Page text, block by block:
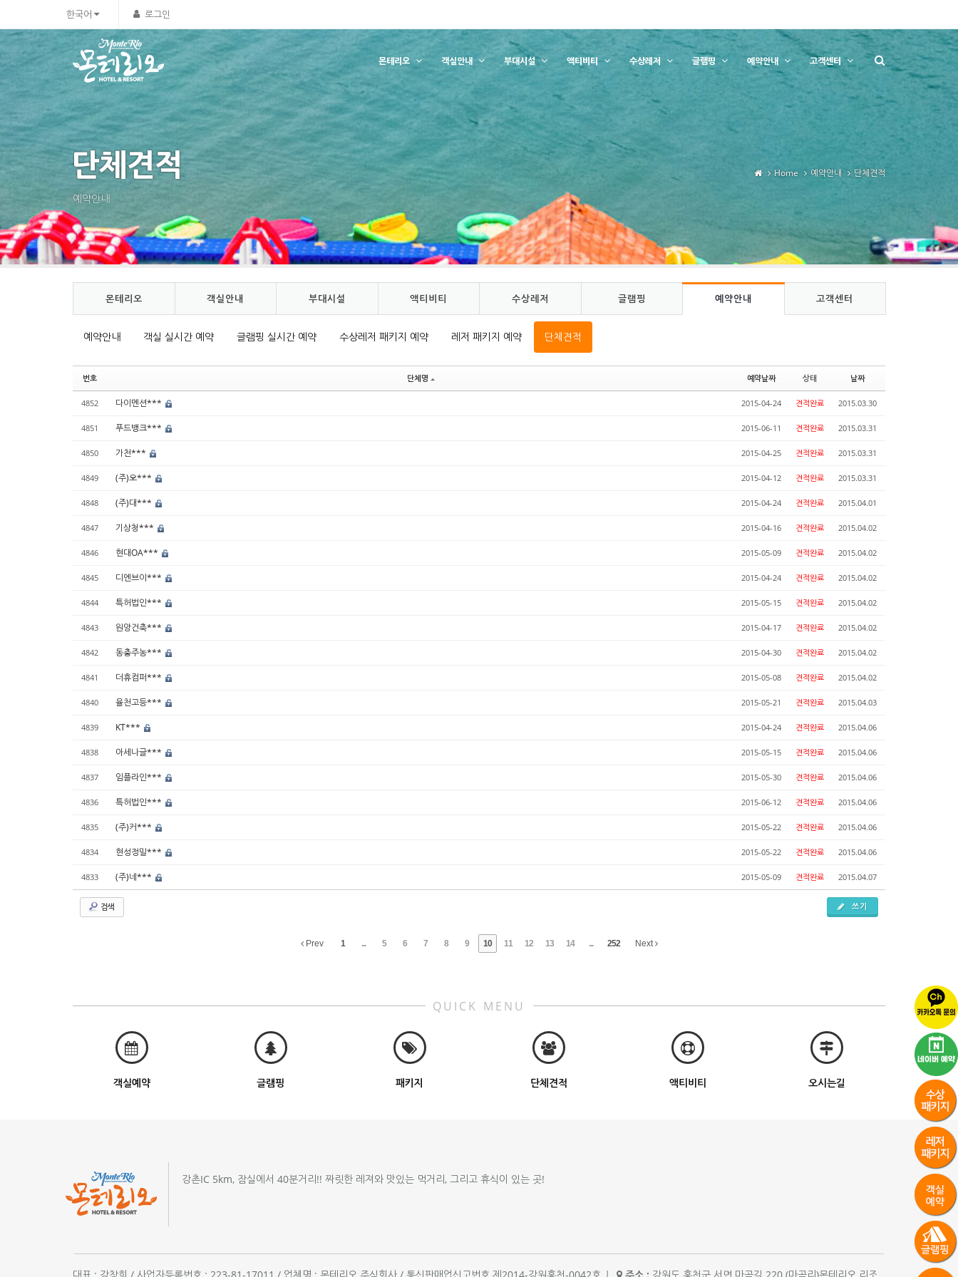
한국어 로그인
몬테리오 객실안내 부대시설 액티비티 수상레저 글램핑 예약안내 고객센터
단체견적
예약안내
Home 예약안내 단체견적
몬테리오 객실안내 부대시설 액티비티 수상레저 글램핑 예약안내 고객센터
예약안내 객실 실시간 예약 글램핑 실시간 예약 수상레저 패키지 예약 레저 패키지 예약 단체견적
번호 단체명 예약날짜 상태 날짜
4852 다이멘션*** 2015-04-24 견적완료 2015.03.30
4851 푸드뱅크*** 2015-06-11 견적완료 2015.03.31
4850 가천*** 2015-04-25 견적완료 2015.03.31
4849 (주)오*** 2015-04-12 견적완료 2015.03.31
4848 (주)대*** 2015-04-24 견적완료 2015.04.01
4847 기상청*** 2015-04-16 견적완료 2015.04.02
4846 현대OA*** 2015-05-09 견적완료 2015.04.02
4845 디엔브이*** 2015-04-24 견적완료 2015.04.02
4844 특허법인*** 2015-05-15 견적완료 2015.04.02
4843 원앙건축*** 2015-04-17 견적완료 2015.04.02
4842 동충주농*** 2015-04-30 견적완료 2015.04.02
4841 더휴컴퍼*** 2015-05-08 견적완료 2015.04.02
4840 율천고등*** 2015-05-21 견적완료 2015.04.03
4839 KT*** 2015-04-24 견적완료 2015.04.06
4838 아세나글*** 2015-05-15 견적완료 2015.04.06
4837 임플라인*** 2015-05-30 견적완료 2015.04.06
4836 특허법인*** 2015-06-12 견적완료 2015.04.06
4835 (주)커*** 2015-05-22 견적완료 2015.04.06
4834 현성정밀*** 2015-05-22 견적완료 2015.04.06
4833 (주)네*** 2015-05-09 견적완료 2015.04.07
검색 쓰기
Prev 1 ... 5 6 7 8 9 10 11 12 13 14 ... 252 Next
QUICK MENU
객실예약 글램핑 패키지 단체견적 액티비티 오시는길
강촌IC 5km, 잠실에서 40분거리!! 짜릿한 레져와 맛있는 먹거리, 그리고 휴식이 있는 곳!
Sketchbook5, 스케치북5